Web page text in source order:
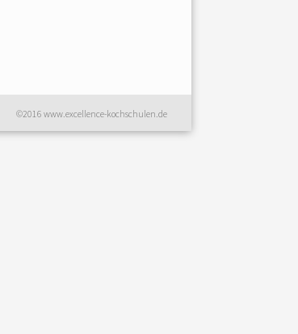
©2016 www.excellence-kochschulen.de